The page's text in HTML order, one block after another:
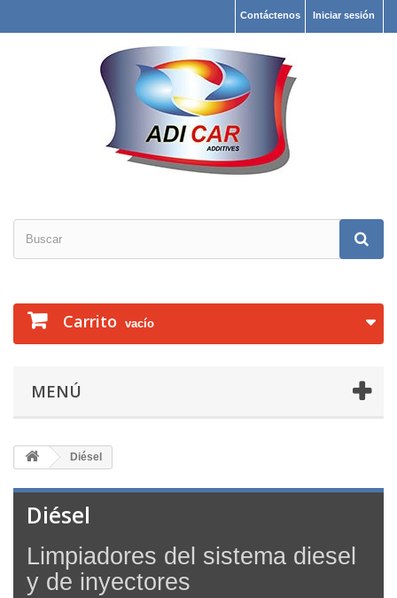
Iniciar sesión
Contáctenos
Carrito vacío
MENÚ
Diésel
Diésel
Limpiadores del sistema diesel
y de inyectores